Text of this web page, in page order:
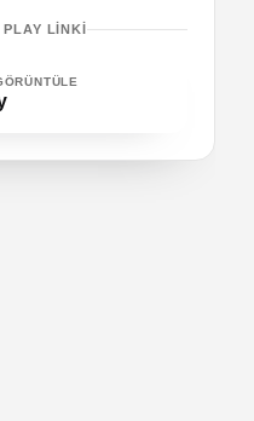
PLAY LINKI